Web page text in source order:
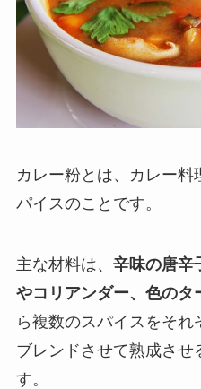
カレー粉とは、
カレー料
パイスのことです。
主な材料は、 辛味の唐辛
やコリアンダー、色のタ
ら複数のスパイスをそれ
ブレンドさせて熟成させ
す。